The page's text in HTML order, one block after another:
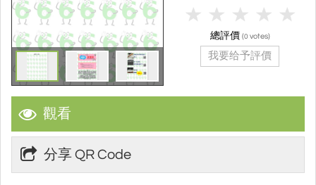
觀看
分享 QR Code
總評價 (0 votes)
我要给予評價